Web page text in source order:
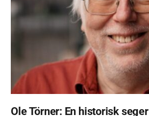
Ole Törner: En historisk